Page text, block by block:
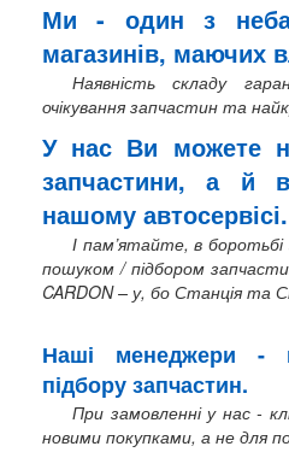
Ми - один з
магазинів, маючих
Наявність складу
очікування запчастин та
У нас Ви можете
запчастини, а й
нашому автосервісі.
І пам’ятайте, в
пошуком / підбором
CARDON – у, бо Станція та
Наші менеджери -
підбору запчастин.
При замовленні у нас -
новими покупками, а не для